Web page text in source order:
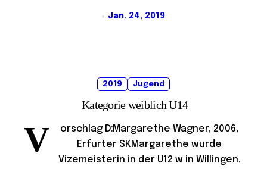
Jan. 24, 2019
2019 Jugend
Kategorie weiblich U14
V
orschlag D:Margarethe Wagner, 2006,
Erfurter SKMargarethe wurde
Vizemeisterin in der U12 w in Willingen.